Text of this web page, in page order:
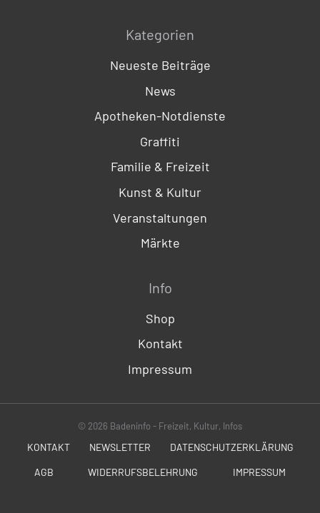
Kategorien
Neueste Beiträge
News
Apotheken-Notdienste
Graffiti
Familie & Freizeit
Kunst & Kultur
Veranstaltungen
Märkte
Info
Shop
Kontakt
Impressum
© 2026 Badeninfo - Freizeit, Kultur, Infos
KONTAKT NEWSLETTER DATENSCHUTZERKLÄRUNG
AGB WIDERRUFSBELEHRUNG IMPRESSUM